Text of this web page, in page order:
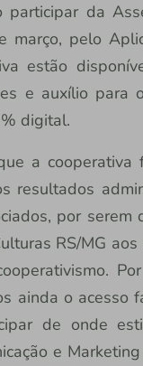
da
pelo
estão
e auxílio para
digital.
a
resultados
por serem
RS/MG
ainda o acesso
de onde
e